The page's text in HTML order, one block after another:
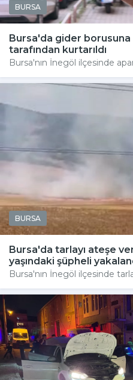
BURSA
Bursa'da gider borusuna
tarafından kurtarıldı
Bursa'nın İnegöl ilçesinde
BURSA
Bursa'da tarlayı ateşe
yaşındaki şüpheli
Bursa'nın İnegöl ilçesinde